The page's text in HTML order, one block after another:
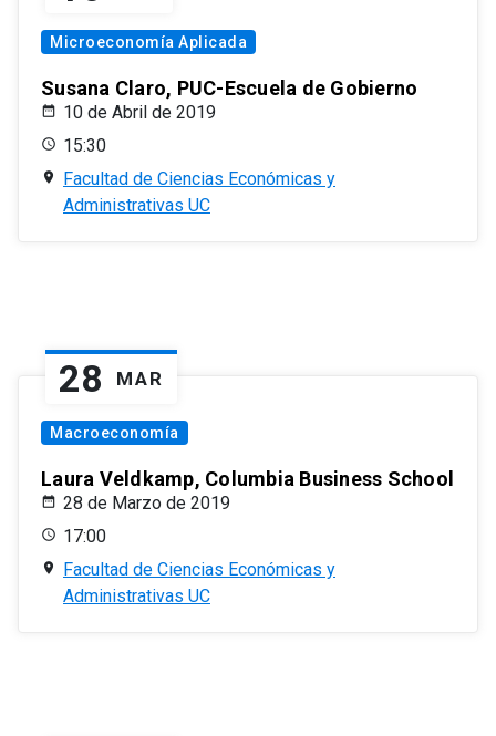
Microeconomía Aplicada
Susana Claro, PUC-Escuela de Gobierno
10 de Abril de 2019
15:30
Facultad de Ciencias Económicas y
Administrativas UC
28 MAR
Macroeconomía
Laura Veldkamp, Columbia Business School
28 de Marzo de 2019
17:00
Facultad de Ciencias Económicas y
Administrativas UC